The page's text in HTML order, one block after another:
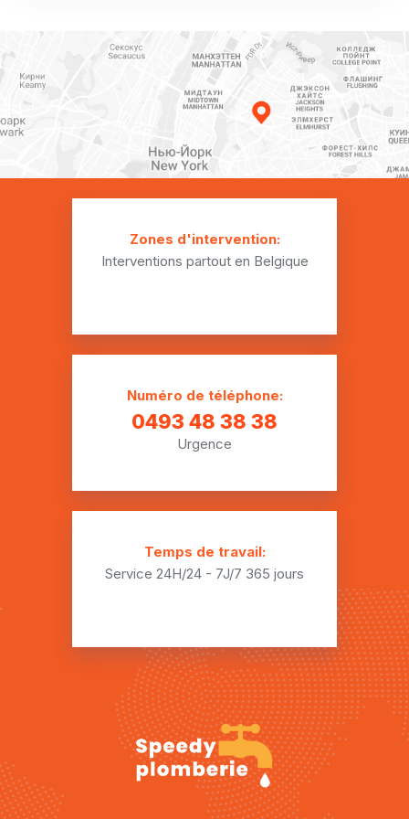
Plombier Bougnies
Plombier Ciply
Plombier Dour
Plombier Erbaut
Plombier Erquennes
Plombier Fayt-le-Franc
Plombier Ghlin
Plombier Givry
Plombier Gœgnies-Chaussée
Plombier Hainin
Zones d'intervention:
Interventions partout en Belgique
Numéro de téléphone:
0493 48 38 38
Urgence
Temps de travail:
Service 24H/24 - 7J/7 365 jours